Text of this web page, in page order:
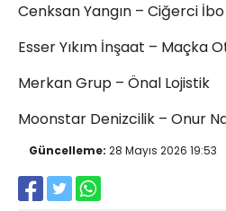
Cenksan Yangın – Ciğerci İbo
Esser Yıkım İnşaat – Maçka
Merkan Grup – Önal Lojistik
Moonstar Denizcilik – Onur
Güncelleme: 28 Mayıs 2026 19:53